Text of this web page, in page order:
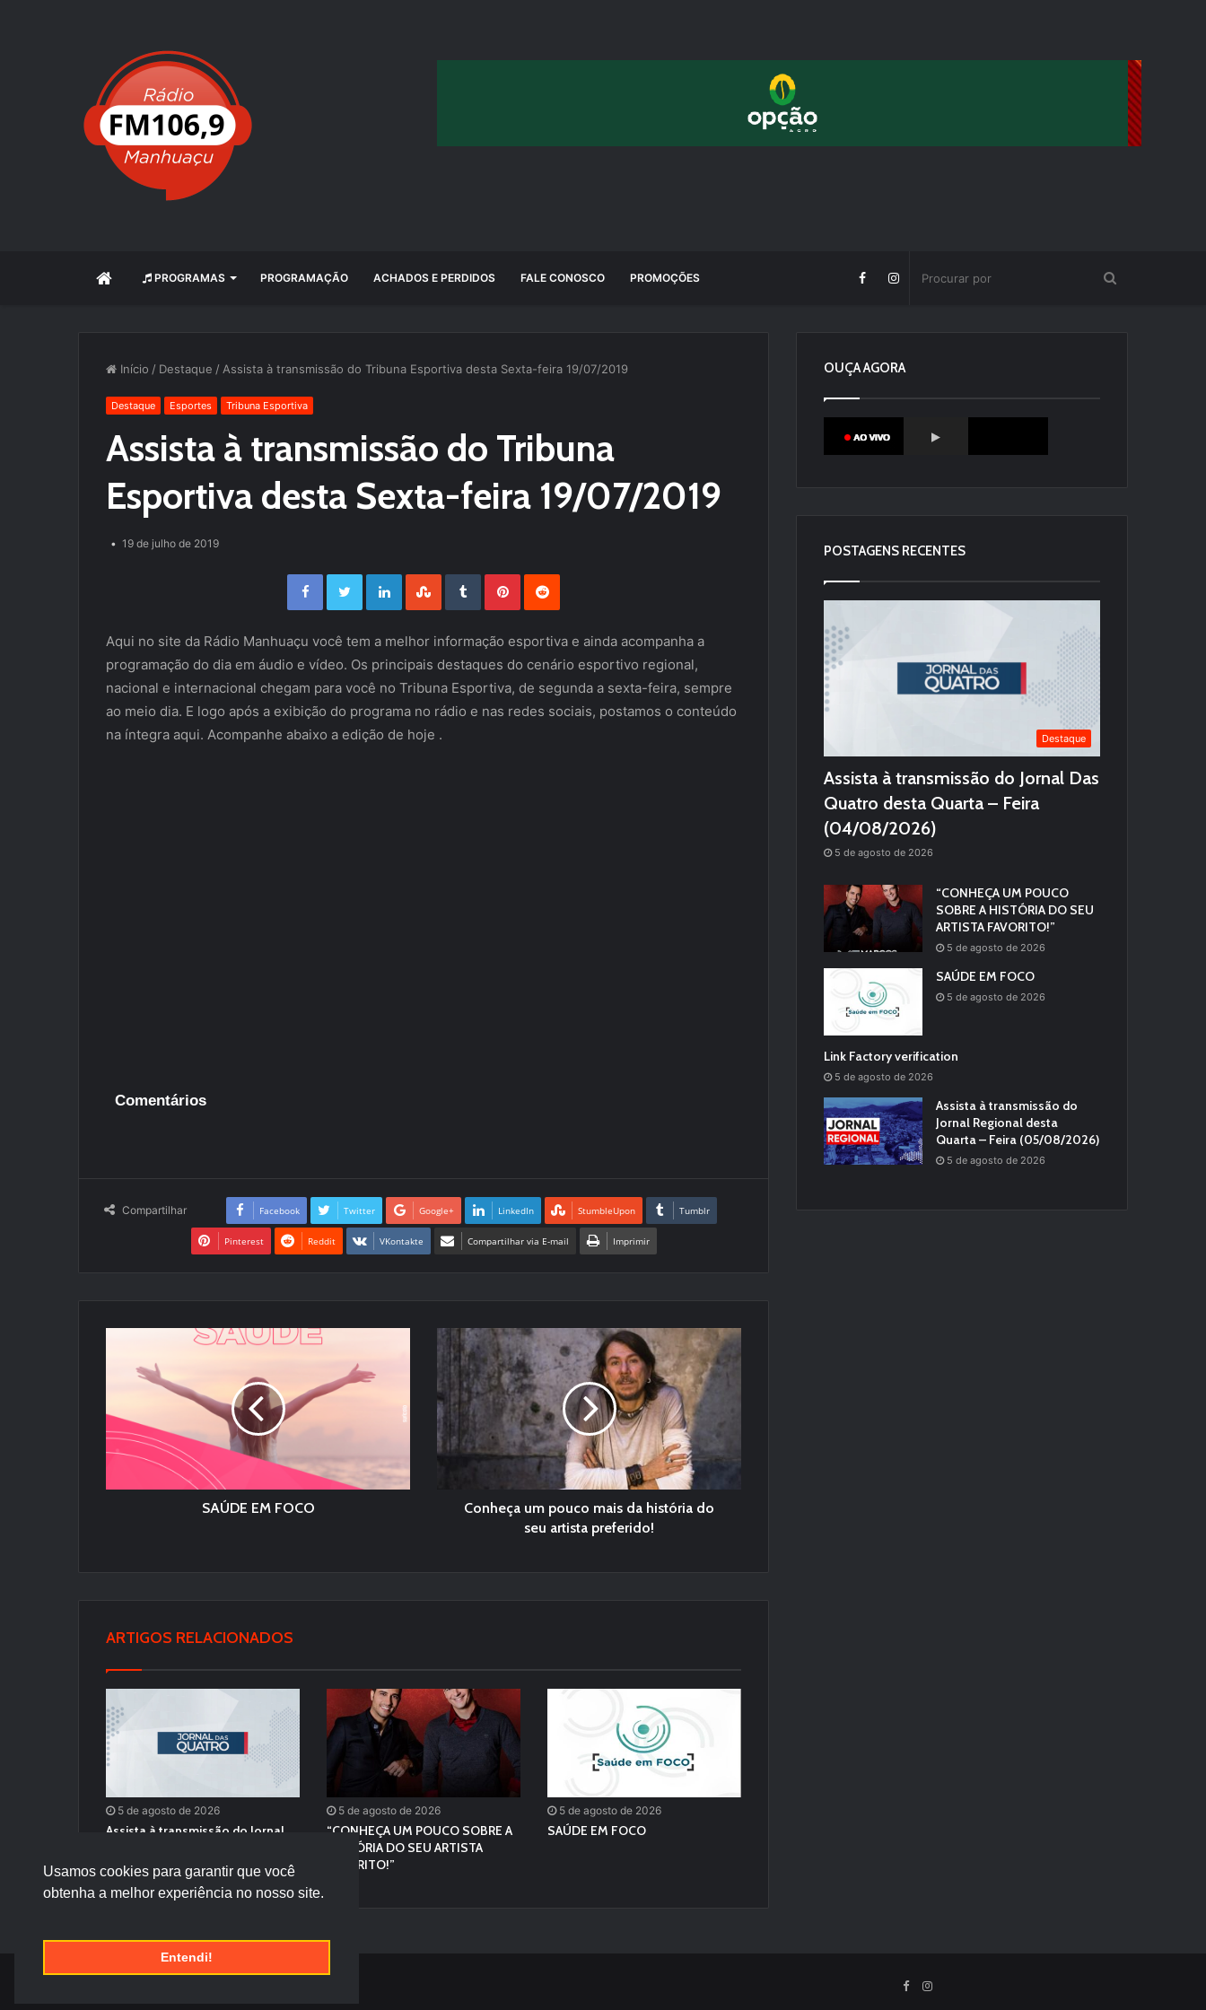
Usamos cookies para garantir que você
obtenha a melhor experiência no nosso site.
Entendi!
INÍCIO PROGRAMAS PROGRAMAÇÃO ACHADOS E PERDIDOS FALE CONOSCO PROMOÇÕES
Início / Destaque / Assista à transmissão do Tribuna Esportiva desta Sexta-feira 19/07/2019
Destaque Esportes Tribuna Esportiva
Assista à transmissão do Tribuna
Esportiva desta Sexta-feira 19/07/2019
19 de julho de 2019
Facebook Twitter LinkedIn StumbleUpon Tumblr Pinterest
Aqui no site da Rádio Manhuaçu você tem a melhor informação esportiva e ainda acompanha a
programação do dia em áudio e vídeo. Os principais destaques do cenário esportivo regional,
nacional e internacional chegam para você no Tribuna Esportiva, de segunda a sexta-feira, sempre
ao meio dia. E logo após a exibição do programa no rádio e nas redes sociais, postamos o conteúdo
na íntegra aqui. Acompanhe abaixo a edição de hoje .
Comentários
Compartilhar Facebook Twitter Google+ LinkedIn StumbleUpon Tumblr
Pinterest Reddit VKontakte Compartilhar via E-mail Imprimir
SAÚDE EM FOCO
Conheça um pouco mais da história do
seu artista preferido!
ARTIGOS RELACIONADOS
5 de agosto de 2026
Assista à transmissão do Jornal
(04/08/2026)
5 de agosto de 2026
“CONHEÇA UM POUCO SOBRE A
HISTÓRIA DO SEU ARTISTA
FAVORITO!”
5 de agosto de 2026
SAÚDE EM FOCO
OUÇA AGORA
POSTAGENS RECENTES
Destaque
Assista à transmissão do Jornal Das
Quatro desta Quarta – Feira
(04/08/2026)
5 de agosto de 2026
“CONHEÇA UM POUCO
SOBRE A HISTÓRIA DO SEU
ARTISTA FAVORITO!”
5 de agosto de 2026
SAÚDE EM FOCO
5 de agosto de 2026
Link Factory verification
5 de agosto de 2026
Assista à transmissão do
Jornal Regional desta
Quarta – Feira (05/08/2026)
5 de agosto de 2026